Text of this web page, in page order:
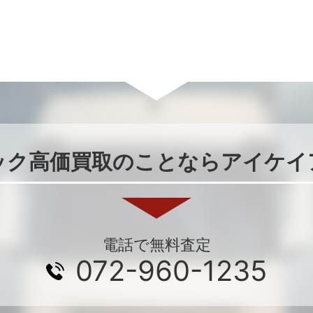
ク高価買取のことならアイケイ
電話で無料査定
072-960-1235